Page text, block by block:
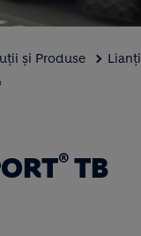
și Produse
Lianți
® TB